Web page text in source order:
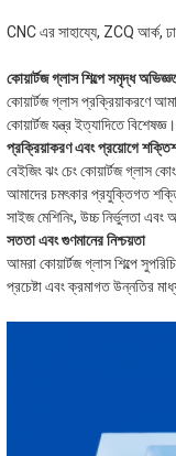
CNC এর সাহায্যে, ZCQ আর্ক,
কোয়ার্টজ গ্লাস শিল্পে সমৃদ্ধ
কোয়ার্টজ গ্লাস প্রক্রিয়াকরণে
কোয়ার্টজ যন্ত্র ইত্যাদিতে
প্রক্রিয়াকরণ এবং প্রয়োগে
বেইজিং ঝং চেং কোয়ার্টজ গ্লাস
আমাদের চমৎকার প্রযুক্তিগত
সাইজ মেশিনিং, উচ্চ নির্ভুলতা
সততা এবং গুণমানের নিশ্চয়তা
আমরা কোয়ার্টজ গ্লাস শিল্পে
প্রচেষ্টা এবং ক্রমাগত উন্নতির